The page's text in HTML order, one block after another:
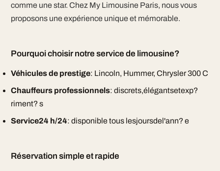
comme une star. Chez My Limousine Paris, nous vous
proposons une expérience unique et mémorable.
Pourquoi choisir notre service de limousine?
Véhicules de prestige: Lincoln, Hummer, Chrysler 300 C
Chauffeurs professionnels: discrets,élégantsetexp?
riment? s
Service24 h/24: disponible tous lesjoursdel'ann? e
Réservation simple et rapide